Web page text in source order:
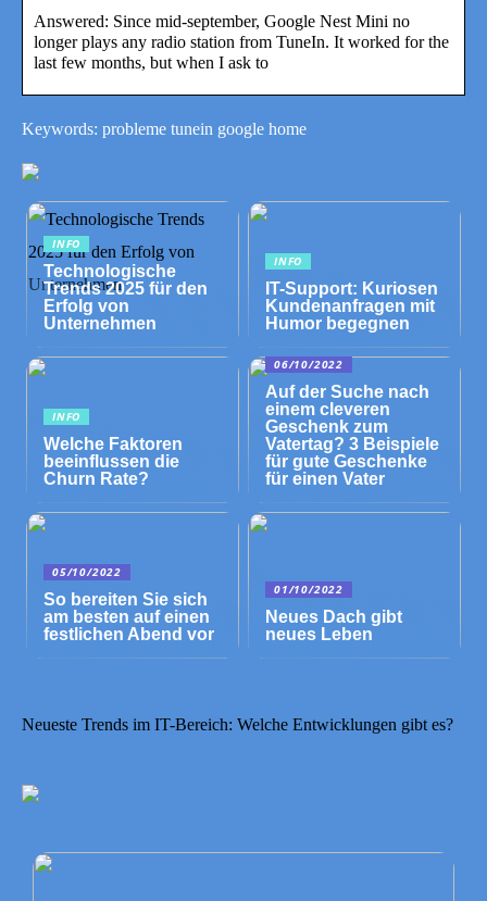
Answered: Since mid-september, Google Nest Mini no
longer plays any radio station from TuneIn. It worked for the
last few months, but when I ask to
Keywords: probleme tunein google home
INFO
Technologische
Trends 2025 für den
Erfolg von
Unternehmen
INFO
IT-Support: Kuriosen
Kundenanfragen mit
Humor begegnen
INFO
Welche Faktoren
beeinflussen die
Churn Rate?
06/10/2022
Auf der Suche nach
einem cleveren
Geschenk zum
Vatertag? 3 Beispiele
für gute Geschenke
für einen Vater
05/10/2022
So bereiten Sie sich
am besten auf einen
festlichen Abend vor
01/10/2022
Neues Dach gibt
neues Leben
Neueste Trends im IT-Bereich: Welche Entwicklungen gibt es?